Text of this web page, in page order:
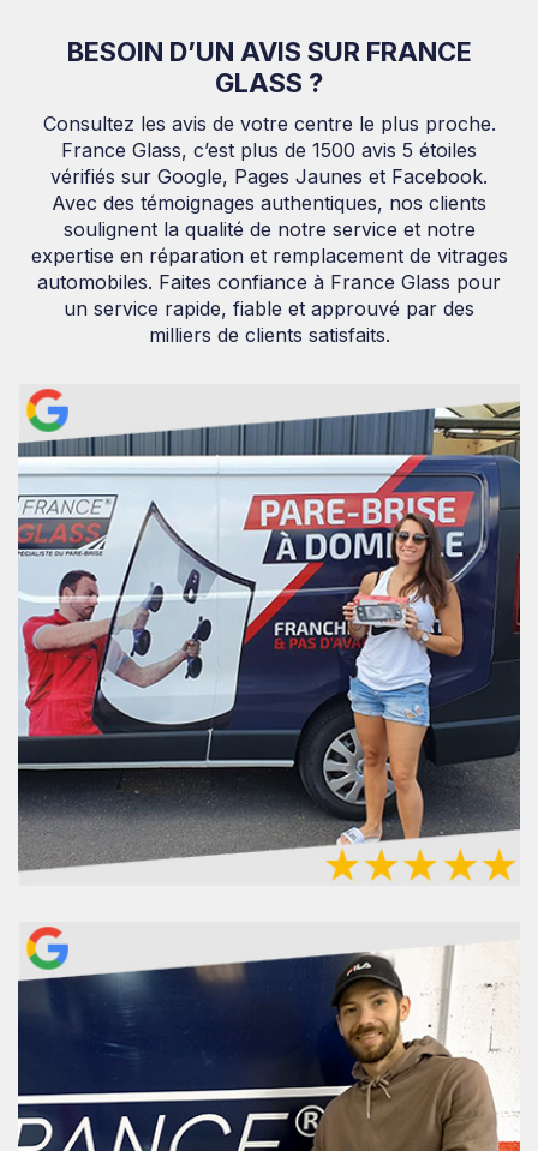
BESOIN D’UN AVIS SUR FRANCE
GLASS ?
Consultez les avis de votre centre le plus proche.
France Glass, c’est plus de 1500 avis 5 étoiles
vérifiés sur Google, Pages Jaunes et Facebook.
Avec des témoignages authentiques, nos clients
soulignent la qualité de notre service et notre
expertise en réparation et remplacement de vitrages
automobiles. Faites confiance à France Glass pour
un service rapide, fiable et approuvé par des
milliers de clients satisfaits.